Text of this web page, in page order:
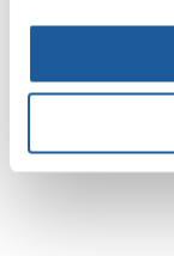
Tomaten.
Zusammensetzung:
Lammmehl, Rapsöl,
Zichorienwurzel,
Extrakt.